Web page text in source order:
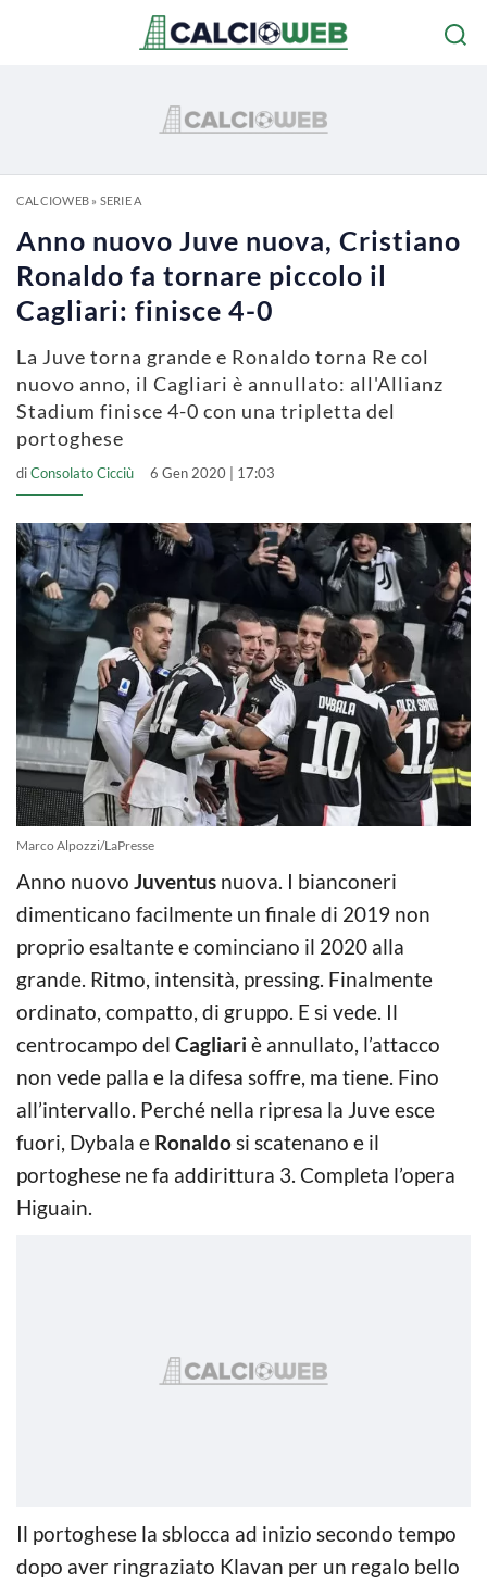
CALCIOWEB» SERIE A
Anno nuovo Juve nuova, Cristiano
Ronaldo fa tornare piccolo il
Cagliari: finisce 4-0
La Juve torna grande e Ronaldo torna Re col
nuovo anno, il Cagliari è annullato: all'Allianz
Stadium finisce 4-0 con una tripletta del
portoghese
diConsolato Cicciù 6 Gen 2020 | 17:03
Marco Alpozzi/LaPresse
Anno nuovo Juventus nuova. I bianconeri
dimenticano facilmente un finale di 2019 non
proprio esaltante e cominciano il 2020 alla
grande. Ritmo, intensità, pressing. Finalmente
ordinato, compatto, di gruppo. E si vede. Il
centrocampo del Cagliari è annullato, l’attacco
non vede palla e la difesa soffre, ma tiene. Fino
all’intervallo. Perché nella ripresa la Juve esce
fuori, Dybala e Ronaldosi scatenano e il
portoghese ne fa addirittura 3. Completa l’opera
Higuain.
Il portoghese la sblocca ad inizio secondo tempo
dopo aver ringraziato Klavan per un regalo bello